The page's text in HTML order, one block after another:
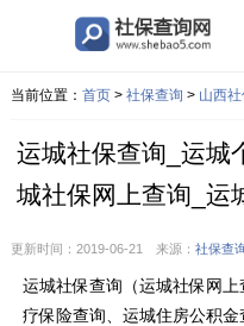
当前位置： 首页> 社保查询 > 山西
运城社保查询_运城
城社保网上查询_运
更新时间：2019-06-21 来源： 社保查
运城社保查询（运城社保网
疗保险查询、运城住房公积